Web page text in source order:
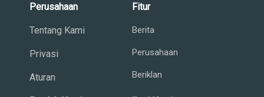
Perusahaan
Tentang Kami
Privasi
Aturan
Fitur
Berita
Perusahaan
Beriklan